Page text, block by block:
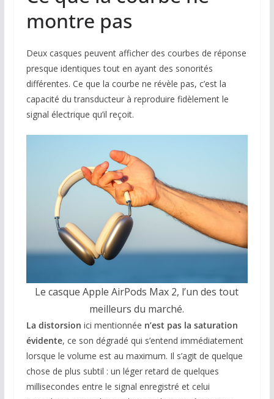
montre pas
Deux casques peuvent afficher des courbes de réponse
presque identiques tout en ayant des sonorités
différentes. Ce que la courbe ne révèle pas, c’est la
capacité du transducteur à reproduire fidèlement le
signal électrique qu’il reçoit.
Le casque Apple AirPods Max 2, l’un des tout
meilleurs du marché.
La distorsion ici mentionnée n’est pas la saturation
évidente, ce son dégradé qui s’entend immédiatement
lorsque le volume est au maximum. Il s’agit de quelque
chose de plus subtil : un léger retard de quelques
millisecondes entre le signal enregistré et celui